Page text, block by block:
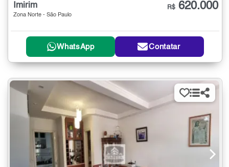
Imirim
Zona Norte - São Paulo
R$ 620.000
WhatsApp Contatar